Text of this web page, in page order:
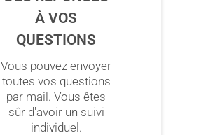
À VOS
QUESTIONS
Vous pouvez envoyer
toutes vos questions
par mail. Vous êtes
sûr d'avoir un suivi
individuel.